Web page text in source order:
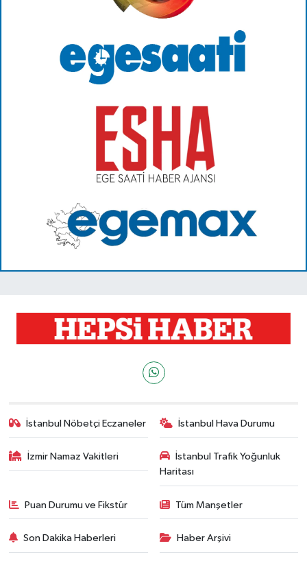
İstanbul Nöbetçi Eczaneler İstanbul Hava Durumu
İzmir Namaz Vakitleri
İstanbul Trafik Yoğunluk
Haritası
Puan Durumu ve Fikstür Tüm Manşetler
Son Dakika Haberleri Haber Arşivi